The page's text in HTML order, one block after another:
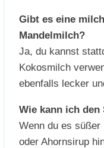
Gibt es eine
Mandelmilch?
Ja, du kannst
Kokosmilch
ebenfalls lecker
Wie kann ich den
Wenn du es süßer
oder Ahornsirup